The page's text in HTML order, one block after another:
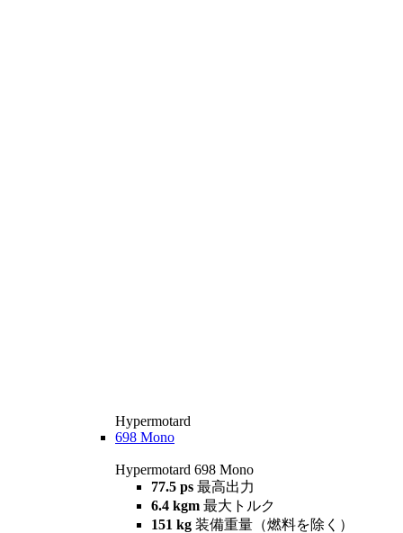
Hypermotard
698 Mono
Hypermotard 698 Mono
77.5 ps 最高出力
6.4 kgm 最大トルク
151 kg 装備重量（燃料を除く）